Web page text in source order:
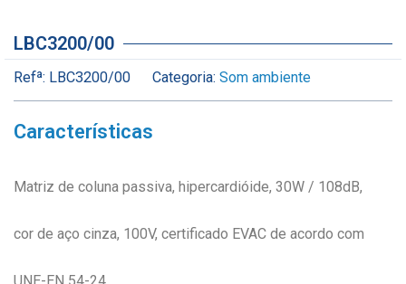
LBC3200/00
Refª: LBC3200/00 Categoria: Som ambiente
Características
Matriz de coluna passiva, hipercardióide, 30W / 108dB,
cor de aço cinza, 100V, certificado EVAC de acordo com